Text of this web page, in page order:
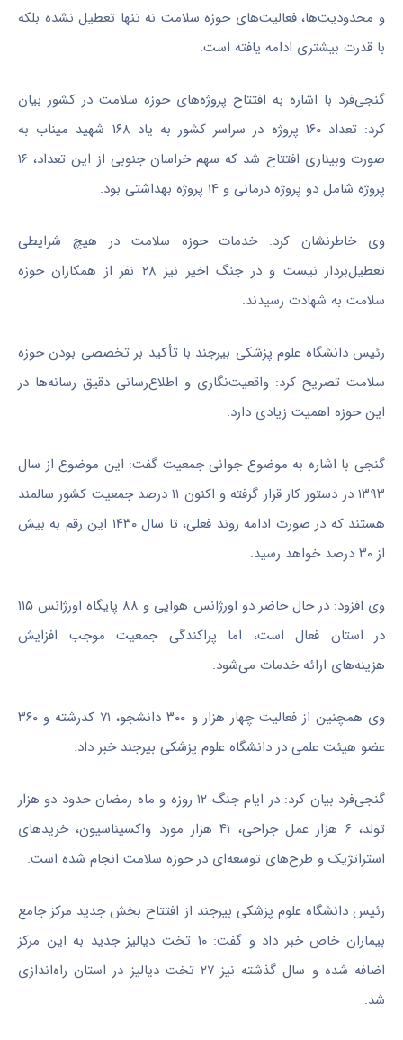
و محدودیت‌ها، فعالیت‌های حوزه سلامت نه تنها تعطیل نشده بلکه
با قدرت بیشتری ادامه یافته است.
گنجی‌فرد با اشاره به افتتاح پروژه‌های حوزه سلامت در کشور بیان
کرد: تعداد ۱۶۰ پروژه در سراسر کشور به یاد ۱۶۸ شهید میناب به
صورت وبیناری افتتاح شد که سهم خراسان جنوبی از این تعداد، ۱۶
پروژه شامل دو پروژه درمانی و ۱۴ پروژه بهداشتی بود.
وی خاطرنشان کرد: خدمات حوزه سلامت در هیچ شرایطی
تعطیل‌بردار نیست و در جنگ اخیر نیز ۲۸ نفر از همکاران حوزه
سلامت به شهادت رسیدند.
رئیس دانشگاه علوم پزشکی بیرجند با تأکید بر تخصصی بودن حوزه
سلامت تصریح کرد: واقعیت‌نگاری و اطلاع‌رسانی دقیق رسانه‌ها در
این حوزه اهمیت زیادی دارد.
گنجی با اشاره به موضوع جوانی جمعیت گفت: این موضوع از سال
۱۳۹۳ در دستور کار قرار گرفته و اکنون ۱۱ درصد جمعیت کشور سالمند
هستند که در صورت ادامه روند فعلی، تا سال ۱۴۳۰ این رقم به بیش
از ۳۰ درصد خواهد رسید.
وی افزود: در حال حاضر دو اورژانس هوایی و ۸۸ پایگاه اورژانس ۱۱۵
در استان فعال است، اما پراکندگی جمعیت موجب افزایش
هزینه‌های ارائه خدمات می‌شود.
وی همچنین از فعالیت چهار هزار و ۳۰۰ دانشجو، ۷۱ کدرشته و ۳۶۰
عضو هیئت علمی در دانشگاه علوم پزشکی بیرجند خبر داد.
گنجی‌فرد بیان کرد: در ایام جنگ ۱۲ روزه و ماه رمضان حدود دو هزار
تولد، ۶ هزار عمل جراحی، ۴۱ هزار مورد واکسیناسیون، خریدهای
استراتژیک و طرح‌های توسعه‌ای در حوزه سلامت انجام شده است.
رئیس دانشگاه علوم پزشکی بیرجند از افتتاح بخش جدید مرکز جامع
بیماران خاص خبر داد و گفت: ۱۰ تخت دیالیز جدید به این مرکز
اضافه شده و سال گذشته نیز ۲۷ تخت دیالیز در استان راه‌اندازی
شد.